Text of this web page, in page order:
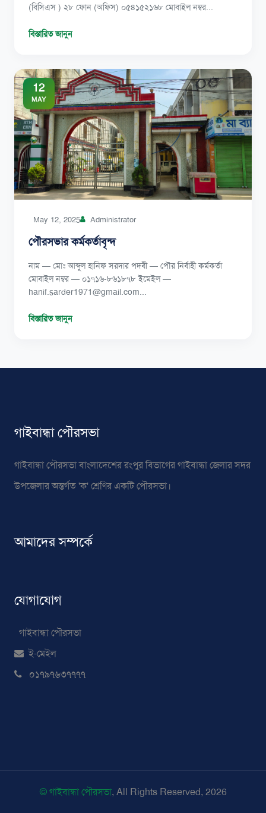
(বিসিএস ) ২৮ ফোন (অফিস) ০৫৪১৫২১৬৮ মোবাইল নম্বর...
বিস্তারিত জানুন
12
MAY
May 12, 2025 Administrator
পৌরসভার কর্মকর্তাবৃন্দ
নাম — মোঃ আব্দুল হানিফ সরদার পদবী — পৌর নির্বাহী কর্মকর্তা
মোবাইল নম্বর — ০১৭১৬-৮৬১৮৭৮ ইমেইল —
hanif.sarder1971@gmail.com...
বিস্তারিত জানুন
গাইবান্ধা পৌরসভা
গাইবান্ধা পৌরসভা বাংলাদেশের রংপুর বিভাগের গাইবান্ধা জেলার সদর
উপজেলার অন্তর্গত 'ক' শ্রেণির একটি পৌরসভা।
আমাদের সম্পর্কে
যোগাযোগ
গাইবান্ধা পৌরসভা
ই-মেইল
০১৭৯৭৬৩৭৭৭৭
© গাইবান্ধা পৌরসভা, All Rights Reserved, 2026